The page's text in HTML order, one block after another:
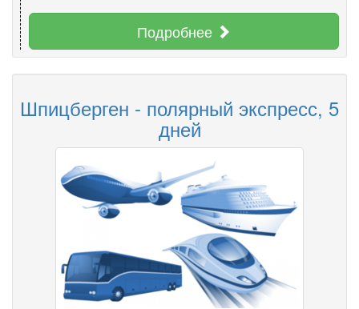
Подробнее
Шпицберген - полярный экспресс, 5
дней